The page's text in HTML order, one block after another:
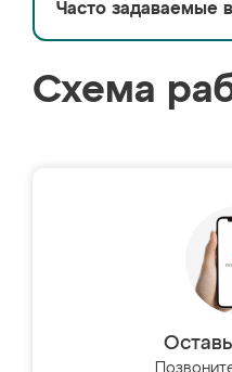
Часто задаваемые
Схема